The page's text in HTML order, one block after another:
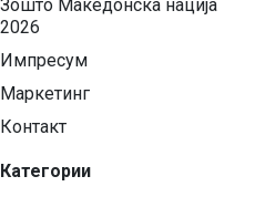
Зошто Македонска нација
2026
Импресум
Маркетинг
Контакт
Категории